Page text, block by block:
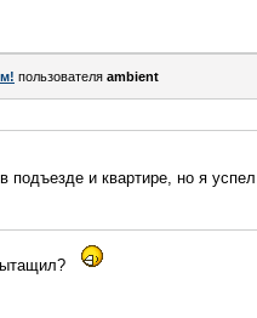
пользователя аmbient
и квартире, но я